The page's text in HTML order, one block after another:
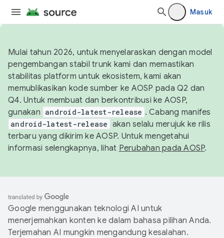
Masuk
Mulai tahun 2026, untuk menyelaraskan dengan model
pengembangan stabil trunk kami dan memastikan
stabilitas platform untuk ekosistem, kami akan
memublikasikan kode sumber ke AOSP pada Q2 dan
Q4. Untuk membuat dan berkontribusi ke AOSP,
gunakan android-latest-release . Cabang manifes
android-latest-release akan selalu merujuk ke rilis
terbaru yang dikirim ke AOSP. Untuk mengetahui
informasi selengkapnya, lihat Perubahan pada AOSP.
Google menggunakan teknologi AI untuk
menerjemahkan konten ke dalam bahasa pilihan Anda.
Terjemahan AI mungkin mengandung kesalahan.